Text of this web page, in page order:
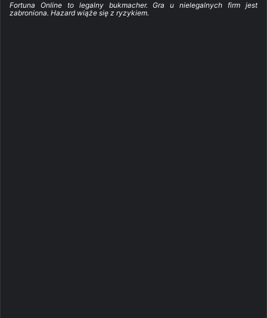
Fortuna Online to legalny bukmacher. Gra u nielegalnych firm jest
zabroniona. Hazard wiąże się z ryzykiem.